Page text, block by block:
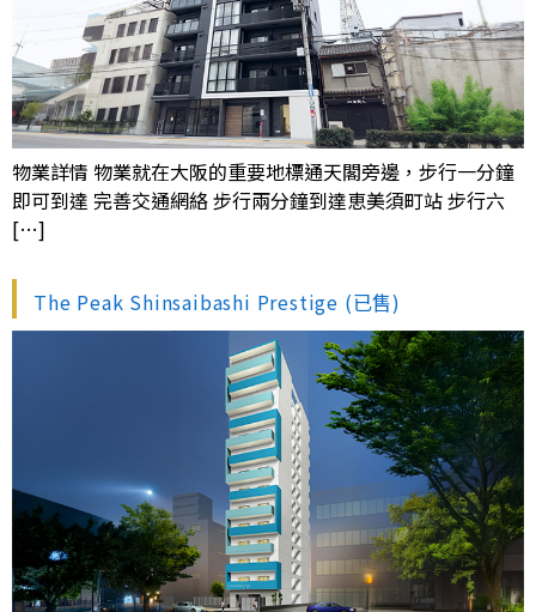
物業詳情 物業就在大阪的重要地標通天閣旁邊，步行一分鐘
即可到達 完善交通網絡 步行兩分鐘到達恵美須町站 步行六
[…]
The Peak Shinsaibashi Prestige (已售)